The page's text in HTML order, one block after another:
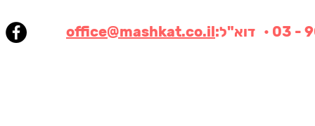
office@mashkat.co.il